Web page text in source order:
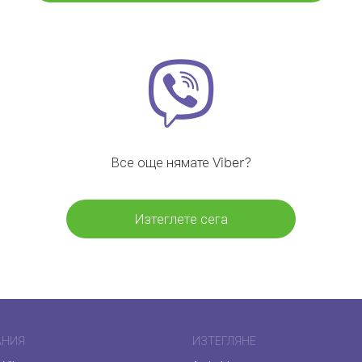
Все още нямате Viber?
Изтеглете сега
ИЗТЕГЛЯНЕ